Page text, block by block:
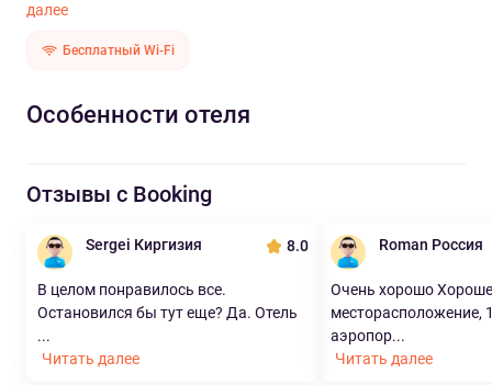
далее
Бесплатный Wi-Fi
Особенности отеля
Отзывы с Booking
Sergei Киргизия 8.0
В целом понравилось все.
Остановился бы тут еще? Да. Отель
...
Читать далее
Roman Россия
Очень хорошо
месторасположение,
аэропор...
Читать далее